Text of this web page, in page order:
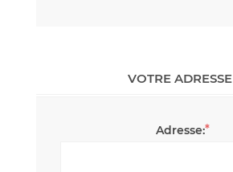
VOTRE ADRESSE
Adresse:*